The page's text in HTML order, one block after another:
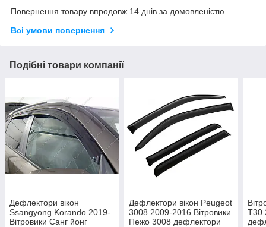
Повернення товару впродовж 14 днів за домовленістю
Всі умови повернення
Подібні товари компанії
Дефлектори вікон
Ssangyong Korando 2019-
Вітровики Санг йонг
Дефлектори вікон Peugeot
3008 2009-2016 Вітровики
Пежо 3008 дефлектори
T30